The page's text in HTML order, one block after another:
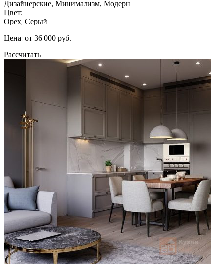
Дизайнерские, Минимализм, Модерн
Цвет:
Орех, Серый
Цена: от 36 000 руб.
Рассчитать